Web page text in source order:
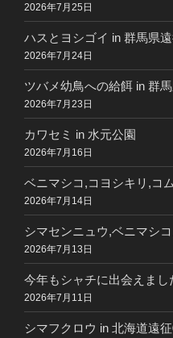
2026年7月25日
ハスとヨシゴイ in 群馬県
2026年7月24日
ツバメ幼鳥への給餌 in 群
2026年7月23日
カワセミ in 水元公園
2026年7月16日
ベニマシコ,コヨシキリ,コ
2026年7月14日
シマセンニュウ,ベニマシ
2026年7月13日
今年もシャチに出会えま
2026年7月11日
シマフクロウ in 北海道遠